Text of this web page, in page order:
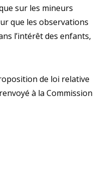
sur les mineurs
que les observations
l’intérêt des enfants,
de loi relative
à la Commission